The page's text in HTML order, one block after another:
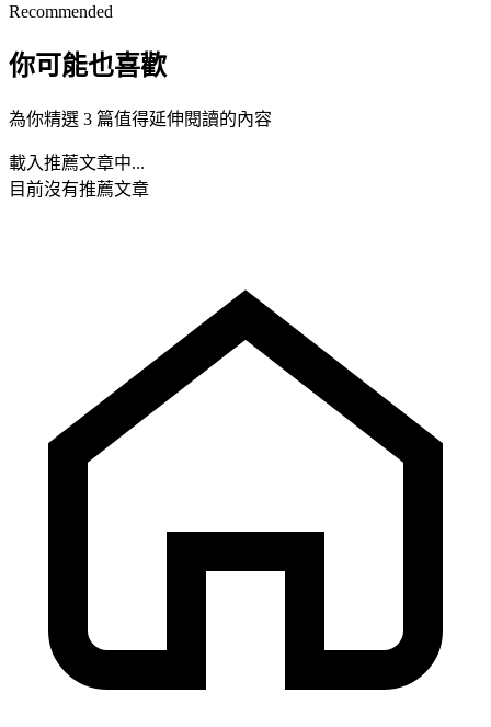
Recommended
你可能也喜歡
為你精選 3 篇值得延伸閱讀的內容
載入推薦文章中...
目前沒有推薦文章